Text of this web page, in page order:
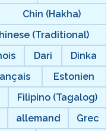
Chin (Hakha)
(Traditional)
Dari
Dinka
Estonien
Filipino (Tagalog)
allemand
Grec